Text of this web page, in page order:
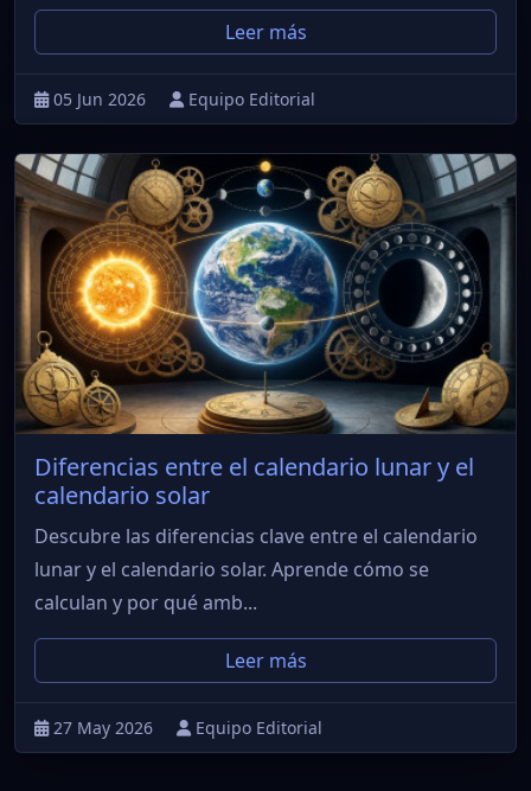
Leer más
05 Jun 2026 Equipo Editorial
Diferencias entre el calendario lunar y el
calendario solar
Descubre las diferencias clave entre el calendario
lunar y el calendario solar. Aprende cómo se
calculan y por qué amb...
Leer más
27 May 2026 Equipo Editorial